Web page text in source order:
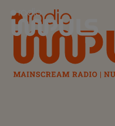
Radio Impuls